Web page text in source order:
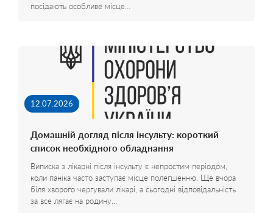
посідають особливе місце…
12.07.2026
Домашній догляд після інсульту: короткий
список необхідного обладнання
Виписка з лікарні після інсульту є непростим періодом,
коли паніка часто заступає місце полегшенню. Ще вчора
біля хворого чергували лікарі, а сьогодні відповідальність
за все лягає на родину…